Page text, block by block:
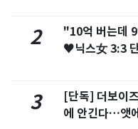
2
"10억 버는데
♥닉스女 3:3
3
[단독] 더보이
에 안긴다…앳